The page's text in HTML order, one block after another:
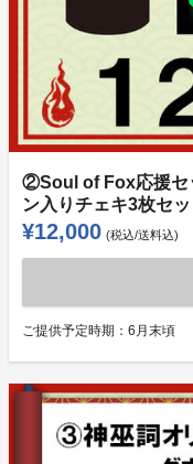
②Soul of Fox応援セ
ン入りチェキ3枚セ
¥12,000 (税込/送料込)
ご提供予定時期： 6月末頃